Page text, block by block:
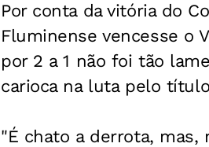
Por conta da vitória do
Fluminense vencesse o
por 2 a 1 não foi tão
carioca na luta pelo
"É chato a derrota, mas,